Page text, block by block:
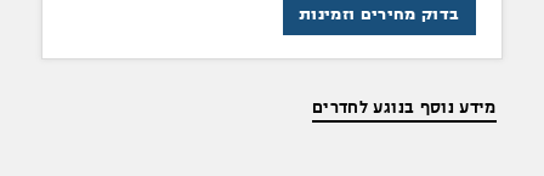
בדוק מחירים וזמינות
מידע נוסף בנוגע לחדרים